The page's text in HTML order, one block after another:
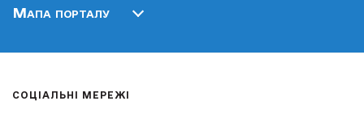
Мапа порталу
СОЦІАЛЬНІ МЕРЕЖІ